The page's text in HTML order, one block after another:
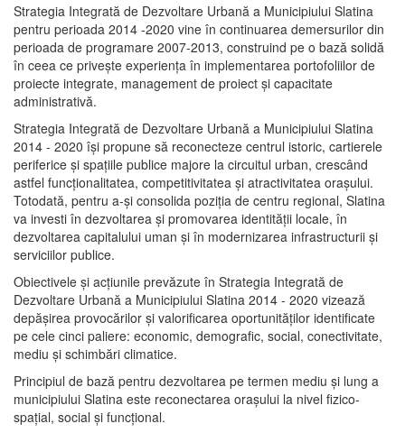
Strategia Integrată de Dezvoltare Urbană a Municipiului Slatina
pentru perioada 2014 -2020 vine în continuarea demersurilor din
perioada de programare 2007-2013, construind pe o bază solidă
în ceea ce priveşte experienţa în implementarea portofoliilor de
proiecte integrate, management de proiect și capacitate
administrativă.
Strategia Integrată de Dezvoltare Urbană a Municipiului Slatina
2014 - 2020 își propune să reconecteze centrul istoric, cartierele
periferice şi spaţiile publice majore la circuitul urban, crescând
astfel funcţionalitatea, competitivitatea şi atractivitatea oraşului.
Totodată, pentru a-şi consolida poziţia de centru regional, Slatina
va investi în dezvoltarea şi promovarea identităţii locale, în
dezvoltarea capitalului uman şi în modernizarea infrastructurii şi
serviciilor publice.
Obiectivele şi acţiunile prevăzute în Strategia Integrată de
Dezvoltare Urbană a Municipiului Slatina 2014 - 2020 vizează
depășirea provocărilor şi valorificarea oportunităţilor identificate
pe cele cinci paliere: economic, demografic, social, conectivitate,
mediu şi schimbări climatice.
Principiul de bază pentru dezvoltarea pe termen mediu şi lung a
municipiului Slatina este reconectarea oraşului la nivel fizico-
spaţial, social şi funcţional.